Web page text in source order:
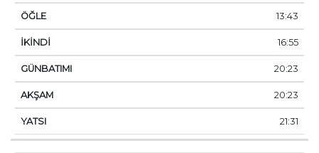
13:43
16:55
20:23
20:23
21:31